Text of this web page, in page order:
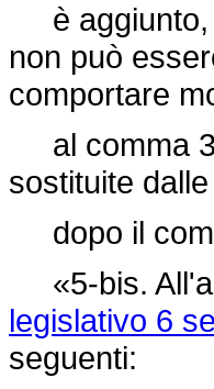
è aggiunto,
non può
comportare
al comma
sostituite
dopo il
«5-bis.
legislativo 6
seguenti: